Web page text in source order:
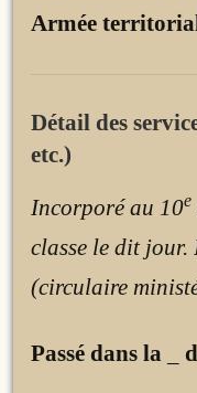
Armée
Détail des
etc.)
Incorporé au 10e
classe le dit jour.
(circulaire
Passé dans la